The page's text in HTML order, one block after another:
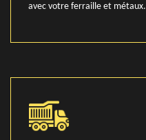
avec votre ferraille et métaux.